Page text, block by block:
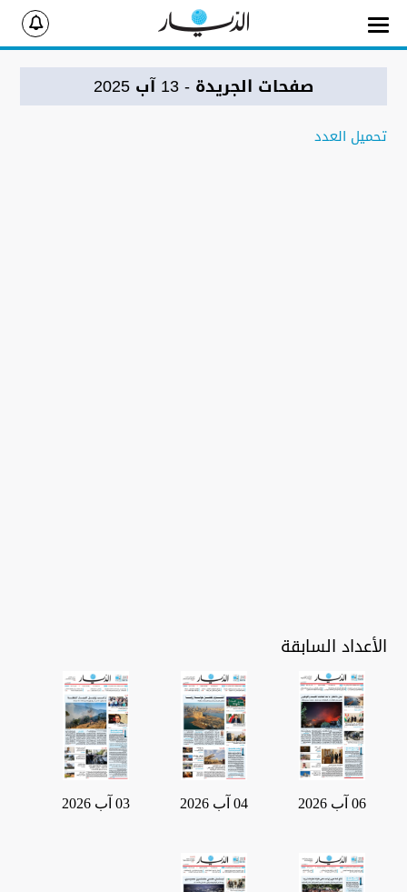
صفحات الجريدة - 13 آب 2025
تحميل العدد
الأعداد السابقة
06 آب 2026 04 آب 2026 03 آب 2026